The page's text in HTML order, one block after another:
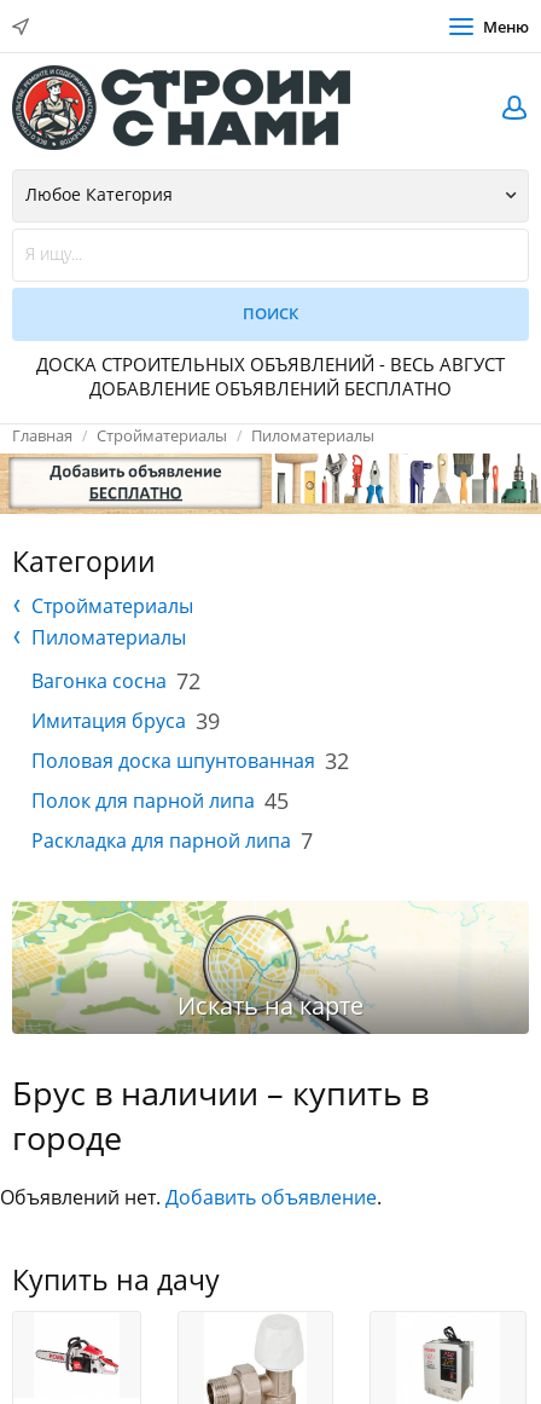
Меню
ДОСКА СТРОИТЕЛЬНЫХ ОБЪЯВЛЕНИЙ - ВЕСЬ АВГУСТ
ДОБАВЛЕНИЕ ОБЪЯВЛЕНИЙ БЕСПЛАТНО
Главная Стройматериалы Пиломатериалы
Категории
Стройматериалы
Пиломатериалы
Вагонка сосна 72
Имитация бруса 39
Половая доска шпунтованная 32
Полок для парной липа 45
Раскладка для парной липа 7
Брус в наличии – купить в
городе
Объявлений нет. Добавить объявление.
Купить на дачу